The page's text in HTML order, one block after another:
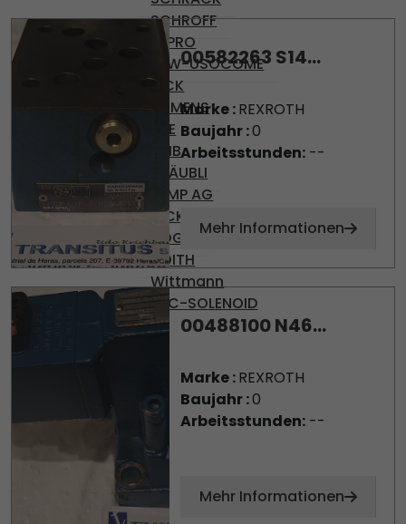
SCHROFF
SEPRO
SEW-USOCOME
SICK
SIEMENS
SKE
SMB
STÄUBLI
TEMP AG
VICKERS
VOGEL
VOITH
Wittmann
YPC-SOLENOID
00582263 S14...
Marke :REXROTH
Baujahr :0
Arbeitsstunden:--
Mehr Informationen
00488100 N46...
Marke :REXROTH
Baujahr :0
Arbeitsstunden:--
Mehr Informationen